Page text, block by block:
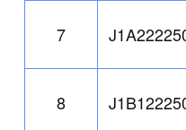
7
8